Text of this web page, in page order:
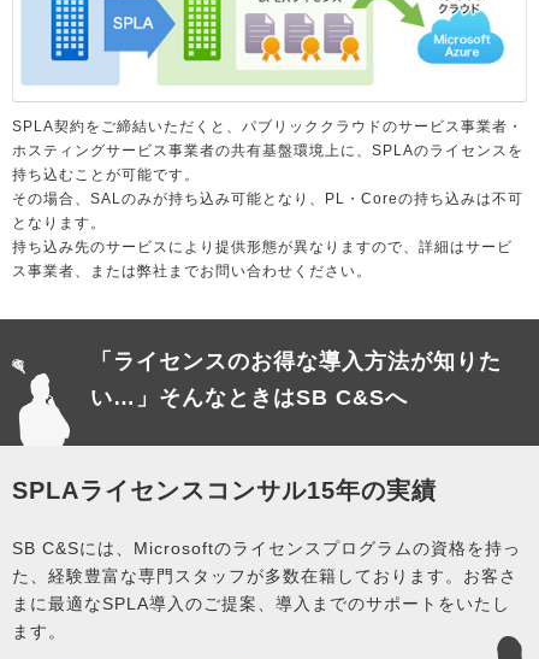
SPLA契約をご締結いただくと、パブリッククラウドのサービス事業者・
ホスティングサービス事業者の共有基盤環境上に、SPLAのライセンスを
持ち込むことが可能です。
その場合、SALのみが持ち込み可能となり、PL・Coreの持ち込みは不可
となります。
持ち込み先のサービスにより提供形態が異なりますので、詳細はサービ
ス事業者、または弊社までお問い合わせください。
「ライセンスのお得な導入方法が知りた
い…」 そんなときはSB C&Sへ
SPLAライセンスコンサル15年の実績
SB C&Sには、Microsoftのライセンスプログラムの資格を持っ
た、経験豊富な専門スタッフが多数在籍しております。お客さ
まに最適なSPLA導入のご提案、導入までのサポートをいたし
ます。